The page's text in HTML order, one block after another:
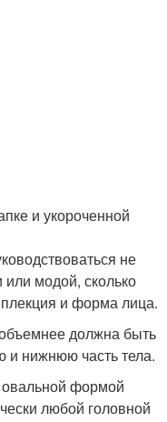
и укороченной
не
модой, сколько
и форма лица.
должна быть
и нижнюю часть тела.
формой
любой головной